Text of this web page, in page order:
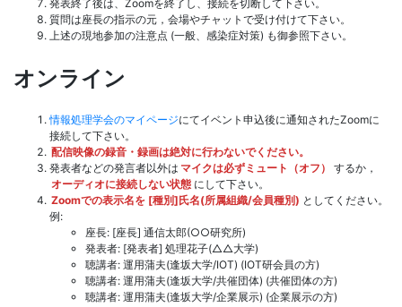
発表終了後は、Zoomを終了し、接続を切断して下さい。
質問は座長の指示の元，会場やチャットで受け付けて下さい。
上述の現地参加の注意点 (一般、感染症対策) も御参照下さい。
オンライン
情報処理学会のマイページにてイベント申込後に通知されたZoomに
接続して下さい。
配信映像の録音・録画は絶対に行わないでください。
発表者などの発言者以外は マイクは必ずミュート（オフ）
するか，
オーディオに接続しない状態 にして下さい。
Zoomでの表示名を [種別]氏名(所属組織/会員種別) としてください。
例:
座長: [座長] 通信太郎(○○研究所)
発表者: [発表者] 処理花子(△△大学)
聴講者: 運用蒲夫(逢坂大学/IOT) (IOT研会員の方)
聴講者: 運用蒲夫(逢坂大学/共催団体) (共催団体の方)
聴講者: 運用蒲夫(逢坂大学/企業展示) (企業展示の方)